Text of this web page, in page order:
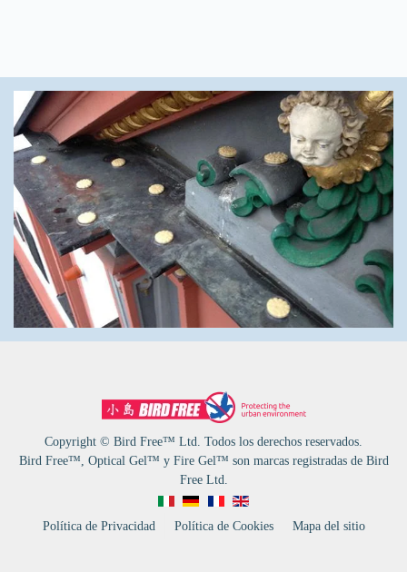
Copyright © Bird Free™ Ltd. Todos los derechos reservados.
Bird Free™, Optical Gel™ y Fire Gel™ son marcas registradas de Bird
Free Ltd.
Política de Privacidad Política de Cookies Mapa del sitio